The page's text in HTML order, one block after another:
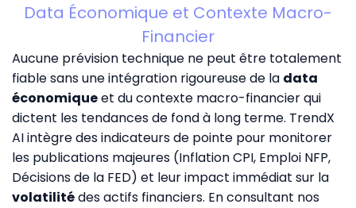
Data Économique et Contexte Macro-
Financier
Aucune prévision technique ne peut être totalement
fiable sans une intégration rigoureuse de la data
économiqueet du contexte macro-financier qui
dictent les tendances de fond à long terme. TrendX
AI intègre des indicateurs de pointe pour monitorer
les publications majeures (Inflation CPI, Emploi NFP,
Décisions de la FED) et leur impact immédiat sur la
volatilitédes actifs financiers. En consultant nos